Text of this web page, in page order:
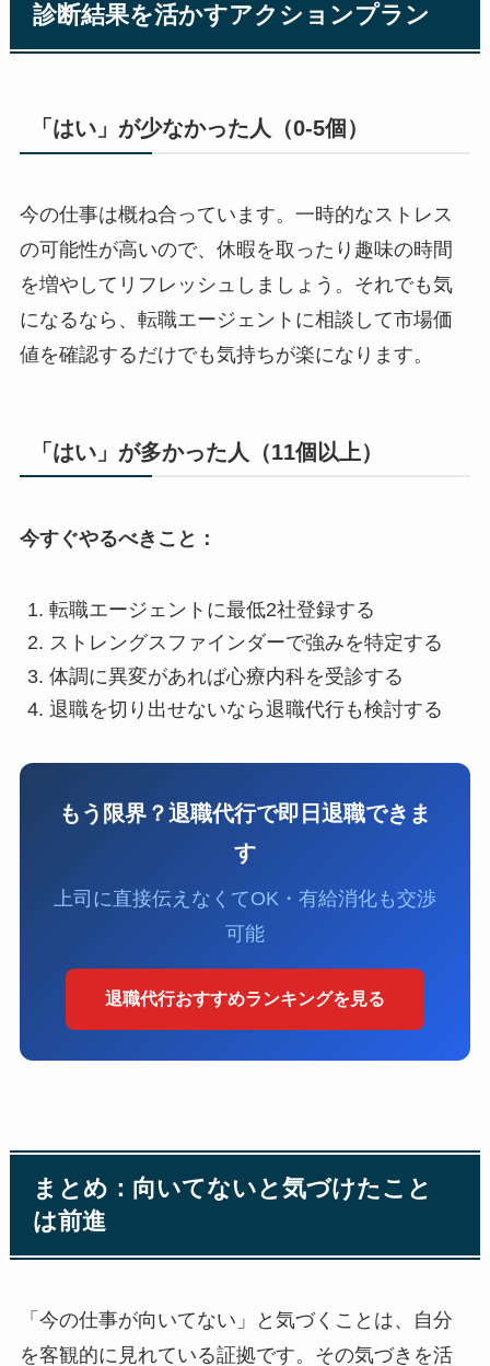
診断結果を活かすアクションプラン
「はい」が少なかった人（0-5個）
今の仕事は概ね合っています。一時的なストレス
の可能性が高いので、休暇を取ったり趣味の時間
を増やしてリフレッシュしましょう。それでも気
になるなら、転職エージェントに相談して市場価
値を確認するだけでも気持ちが楽になります。
「はい」が多かった人（11個以上）
今すぐやるべきこと：
転職エージェントに最低2社登録する
ストレングスファインダーで強みを特定する
体調に異変があれば心療内科を受診する
退職を切り出せないなら退職代行も検討する
もう限界？退職代行で即日退職できま
す
上司に直接伝えなくてOK・有給消化も交渉
可能
退職代行おすすめランキングを見る
まとめ：向いてないと気づけたこと
は前進
「今の仕事が向いてない」と気づくことは、自分
を客観的に見れている証拠です。その気づきを活